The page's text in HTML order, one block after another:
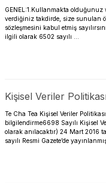
GENEL:1.Kullanmakta
verdiğiniz takdirde, size sunulan
sözleşmesini kabul etmiş
ilgili olarak 6502 sayılı ...
Kişisel Veriler Politikası
Te Cha Tea Kişisel Veriler
bilgilendirme6698 Sayılı Kişisel
olarak anılacaktır) 24 Mart 2016
sayılı Resmi Gazete’de